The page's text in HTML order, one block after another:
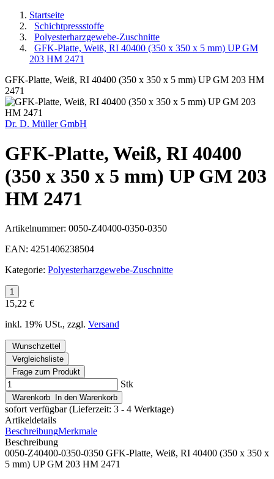
Startseite
Schichtpressstoffe
Polyesterharzgewebe-Zuschnitte
GFK-Platte, Weiß, RI 40400 (350 x 350 x 5 mm) UP GM
203 HM 2471
GFK-Platte, Weiß, RI 40400 (350 x 350 x 5 mm) UP GM 203 HM
2471
Dr. D. Müller GmbH
GFK-Platte, Weiß, RI 40400
(350 x 350 x 5 mm) UP GM 203
HM 2471
Artikelnummer: 0050-Z40400-0350-0350
EAN: 4251406238504
Kategorie: Polyesterharzgewebe-Zuschnitte
15,22 €
inkl. 19% USt., zzgl. Versand
Wunschzettel
Vergleichsliste
Frage zum Produkt
Stk
Warenkorb In den Warenkorb
sofort verfügbar (Lieferzeit: 3 - 4 Werktage)
Artikeldetails
BeschreibungMerkmale
Beschreibung
0050-Z40400-0350-0350 GFK-Platte, Weiß, RI 40400 (350 x 350 x
5 mm) UP GM 203 HM 2471